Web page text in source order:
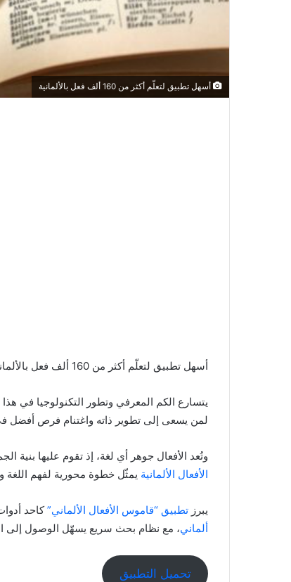
أسهل تطبيق لتعلّم أكثر من 160 ألف فعل بالألمانية
أسهل تطبيق لتعلّم أكثر من 160 ألف فعل بالألمانية.
يتسارع الكم المعرفي وتطور التكنولوجيا في
لمن يسعى إلى تطوير ذاته واغتنام فرص أفضل
وتُعد الأفعال جوهر أي لغة، إذ تقوم عليها بنية
الأفعال الألمانية يمثّل خطوة محورية لفهم اللغة
يبرز تطبيق “قاموس الأفعال الألماني”كاحد
ألماني، مع نظام بحث سريع يسهّل الوصول إلى
تحميل التطبيق